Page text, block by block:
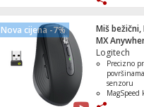
Promjenjiv
lakšu
Nova cijena -7%
Miš
MX
Logitech
Precizno
senzoru